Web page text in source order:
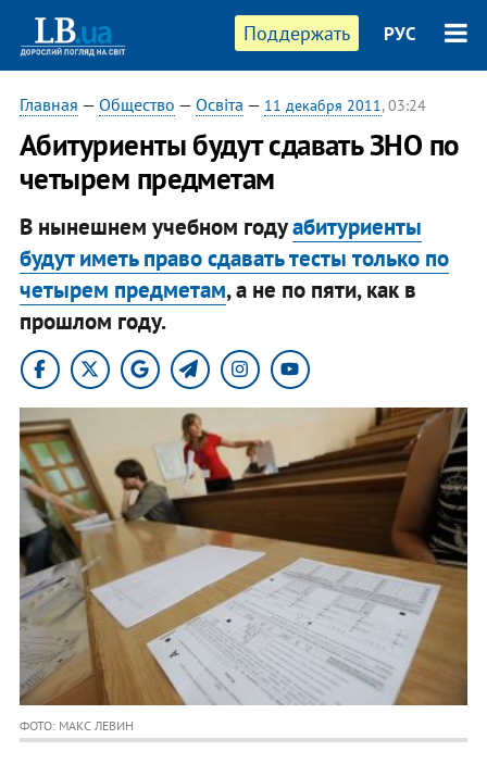
Поддержать РУС
Главная — Общество — Освіта — 11 декабря 2011, 03:24
Абитуриенты будут сдавать ЗНО по
четырем предметам
В нынешнем учебном годуабитуриенты
будут иметь право сдавать тесты только по
четырем предметам, а не по пяти, как в
прошлом году.
ФОТО: МАКС ЛЕВИН